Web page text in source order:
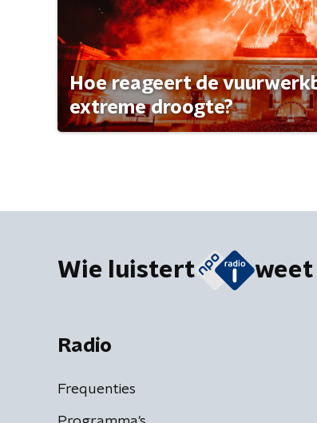
Hoe reageert de
extreme droogte?
Wie luistert weet
Radio
Frequenties